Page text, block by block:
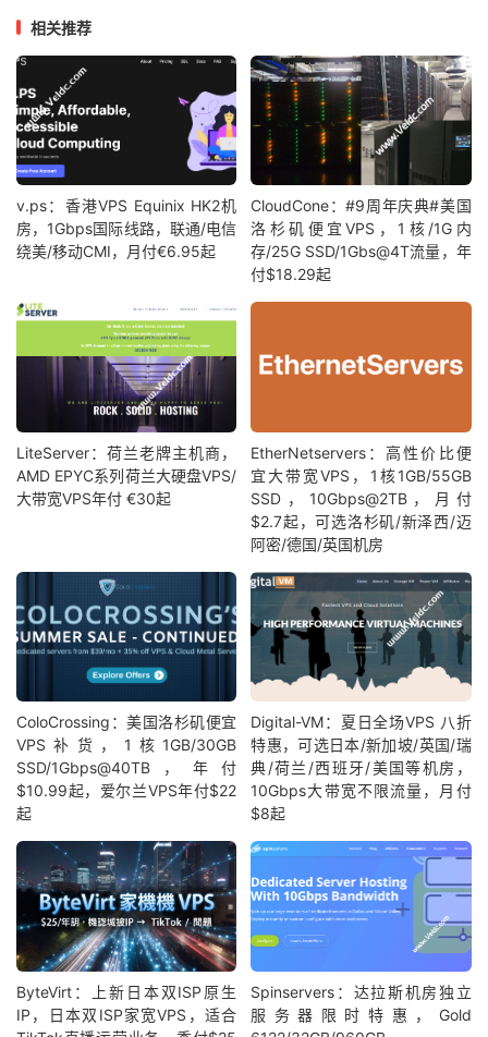
相关推荐
v.ps：香港VPS Equinix HK2机
房，1Gbps国际线路，联通/电信
绕美/移动CMI，月付€6.95起
CloudCone：#9周年庆典#美国
洛杉矶便宜VPS，1核/1G内
存/25G SSD/1Gbs@4T流量，年
付$18.29起
LiteServer：荷兰老牌主机商，
AMD EPYC系列荷兰大硬盘VPS/
大带宽VPS年付 €30起
EtherNetservers：高性价比便
宜大带宽VPS，1核1GB/55GB
SSD，10Gbps@2TB，月付
$2.7起，可选洛杉矶/新泽西/迈
阿密/德国/英国机房
ColoCrossing：美国洛杉矶便宜
VPS补货，1核1GB/30GB
SSD/1Gbps@40TB，年付
$10.99起，爱尔兰VPS年付$22
起
Digital-VM：夏日全场VPS 八折
特惠，可选日本/新加坡/英国/瑞
典/荷兰/西班牙/美国等机房，
10Gbps大带宽不限流量，月付
$8起
ByteVirt：上新日本双ISP原生
IP，日本双ISP家宽VPS，适合
Spinservers：达拉斯机房独立
服务器限时特惠，Gold